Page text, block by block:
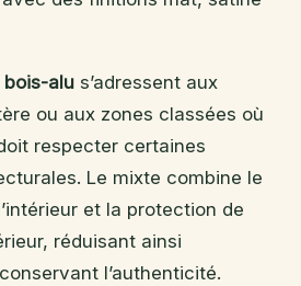
bois-alu s’adressent aux
ou aux zones classées où
respecter certaines
Le mixte combine le
et la protection de
réduisant ainsi
l’authenticité.